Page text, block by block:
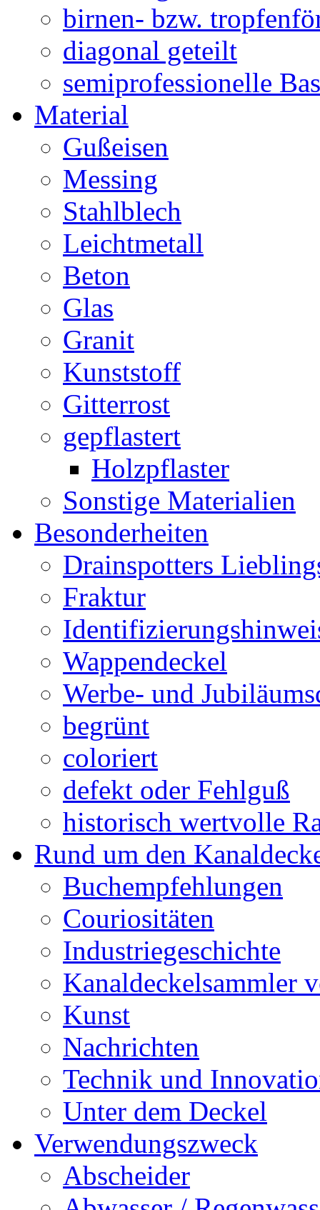
birnen- bzw.
diagonal geteilt
semiprofessionelle
Material
Gußeisen
Messing
Stahlblech
Leichtmetall
Beton
Glas
Granit
Kunststoff
Gitterrost
gepflastert
Holzpflaster
Sonstige Materialien
Besonderheiten
Drainspotters
Fraktur
Wappendeckel
Werbe- und
begrünt
coloriert
defekt oder Fehlguß
historisch wertvolle
Rund um den
Buchempfehlungen
Couriositäten
Industriegeschichte
Kanaldeckelsammler
Kunst
Nachrichten
Technik und
Unter dem Deckel
Verwendungszweck
Abscheider